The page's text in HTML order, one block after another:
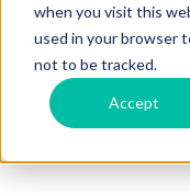
when you visit this
used in your browser
not to be tracked.
Accept
Gestiona
errores